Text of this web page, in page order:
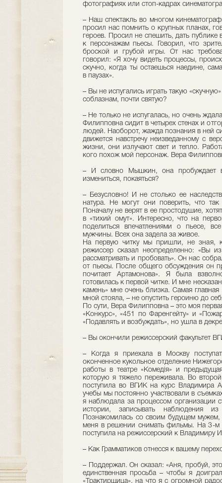
фотографиях или стоп-кадрах
– Наш спектакль во многом
просил нас помнить о крупных планах,
героев. Просил не спешить, дать
к персонажам пьесы. Говорил, что
броской и грубой игры. От нас
говорил: «Я хочу видеть процессы,
скучно, когда ты остаешься наедине,
в пау­зах».
– Вы не испугались играть такую
соблазнам, почти святую?
– Не только не испугалась, но очень
Филипповна сидит в четырех стенах и
людей. Наоборот, жажда познания в ней
движется навстречу неизведанному с
жизни, они излучают свет и тепло.
кого похож мой персонаж. Вера
– И словно Мышкин, она пробуждает
измениться, покаяться?
– Безусловно! И не столько ее
натура. Не могут они поверить, что
Поначалу не верят в ее простодушие,
в «тихий омут». Интересно, что на
поделиться впечатлениями о пьесе,
мужчины. Всех она задела за живое.
На первую читку мы пришли, не зная,
режиссер сказал неопределенно: «Вы
рассматривать и пробовать». Он нас
от пьесы. После общего обсуждения он
почитает Артамонова». Я была
готовилась к первой читке. И мне
камень» мне очень близка. Самая
мной стояла, – не опустить героиню до
По сути, Вера Филипповна – это моя
«Конкурс», «451 по Фаренгейту» и
«Подавлять и возбуждать», но ушла в
– Вы окончили режиссерский факультет
– Когда я приехала в Москву
оконченное кукольное отделение
работы в театре «Комедiя» и
которую я тяжело переживала. Во
поступила во ВГИК на курс Владимира
учебы мы постоянно участвовали в
я наблюдала за процессом организации
истории, записывать наблюдения
Познакомилась со своим будущем
меня в решении снимать фильмы. На 3-м
поступила на режиссерский к Владимиру
– Как Грамматиков отнесся к вашему
– Поддержал. Он сказал: «Аня, пробуй,
единственная просьба – чтобы я
«Трактирщица», на что я с огромной